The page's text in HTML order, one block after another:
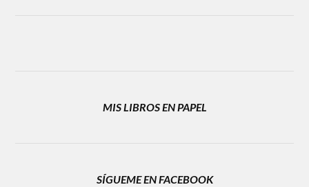
MIS LIBROS EN PAPEL
SÍGUEME EN FACEBOOK